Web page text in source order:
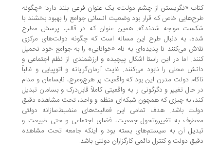
«نگریستن از چشم دولت» یک عنوان فرعی بلند دارد: «چگونه
خاص که قرار بود وضعیت انسانی جوامع را بهبود بخشند با
مواجه شدند؟». همین عنوان که در قالب پرسش مطرح
به دنبال طرح این مساله است که چگونه دولت‌های مرکزی
می‌کنند تا پدیده‌ای به نام «خوانایی» را به جوامع خود تحمیل
اما در این راستا اشکال پیچیده و ارزشمندی از نظم اجتماعی و
محلی را نابود می‌کنند. غایت آرمان‌گرایانه و اتوپیایی و غالباً
دولت مدرن این بود که واقعیت پر هرج‌ومرج، نابسامان و مدام
حال تغییر و دگرگونی را به واقعیتی کاملاً قابل‌درک و بسامان تبدیل
به چیزی که همچون شبکه‌ای منظم و واحد، تحت مشاهده دقیق
باشد. هدف تمامی این فعالیت‌های منضبط‌سازانه دولتی
به تغییروتحول جمعیت، فضای اجتماعی و حتی طبیعت و
آن به سیستم‌های بسته بود و اینکه جامعه تحت مشاهده
دولت و کنترل دائمی کارگزاران دولتی باشد.